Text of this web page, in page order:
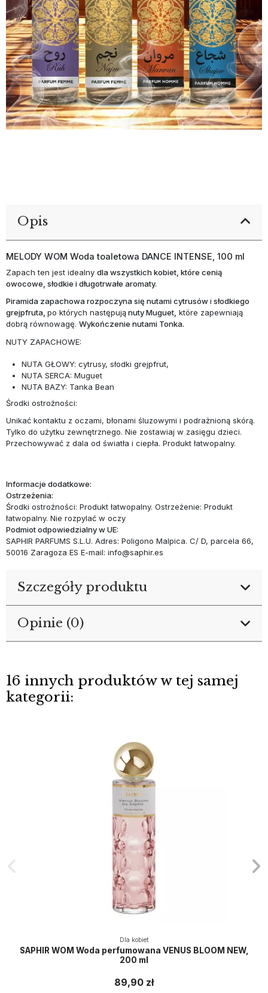
Opis
MELODY WOM Woda toaletowa DANCE INTENSE, 100 ml
Zapach ten jest idealny dla wszystkich kobiet, które cenią
owocowe, słodkie i długotrwałe aromaty.
Piramida zapachowa rozpoczyna się nutami cytrusówi słodkiego
grejpfruta, po których następująnuty Muguet, które zapewniają
dobrą równowagę. Wykończenie nutami Tonka.
NUTY ZAPACHOWE:
NUTA GŁOWY: cytrusy, słodki grejpfrut,
NUTA SERCA: Muguet
NUTA BAZY: Tanka Bean
Środki ostrożności:
Unikać kontaktu z oczami, błonami śluzowymi i podrażnioną skórą.
Tylko do użytku zewnętrznego. Nie zostawiaj w zasięgu dzieci.
Przechowywać z dala od światła i ciepła. Produkt łatwopalny.
Informacje dodatkowe:
Ostrzeżenia:
Środki ostrożności: Produkt łatwopalny. Ostrzeżenie: Produkt
łatwopalny. Nie rozpylać w oczy
Podmiot odpowiedzialny w UE:
SAPHIR PARFUMS S.L.U. Adres: Poligono Malpica. C/ D, parcela 66,
50016 Zaragoza ES E-mail: info@saphir.es
Szczegóły produktu
Opinie (0)
16 innych produktów w tej samej
kategorii:
Dla kobiet
SAPHIR WOM Woda perfumowana VENUS BLOOM NEW,
200 ml
89,90 zł